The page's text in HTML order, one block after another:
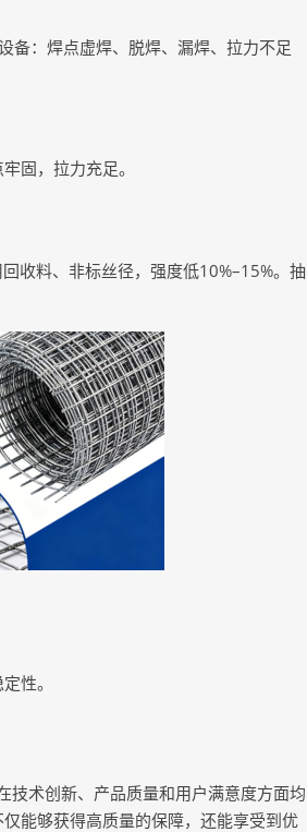
备：焊点虚焊、脱焊、漏焊、拉力不足
固，拉力充足。
收料、非标丝径，强度低10%–15%。抽
性。
技术创新、产品质量和用户满意度方面均
能够获得高质量的保障，还能享受到优